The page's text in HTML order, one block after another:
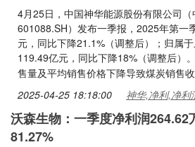
4月25日，中国神华能源股份有限公司（
601088.SH）发布一季报，2025年第一
元，同比下降21.1%（调整后）；归属
119.49亿元，同比下降18%（调整后）
售量及平均销售价格下降导致煤炭销售
2025-04-25 18:18:00 神华,净利,净利
沃森生物：一季度净利润264.62
81.27%